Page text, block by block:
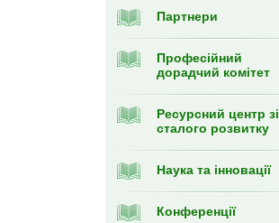
Партнери
Професійний
дорадчий комітет
Ресурсний центр зі
сталого розвитку
Наука та інновації
Конференції